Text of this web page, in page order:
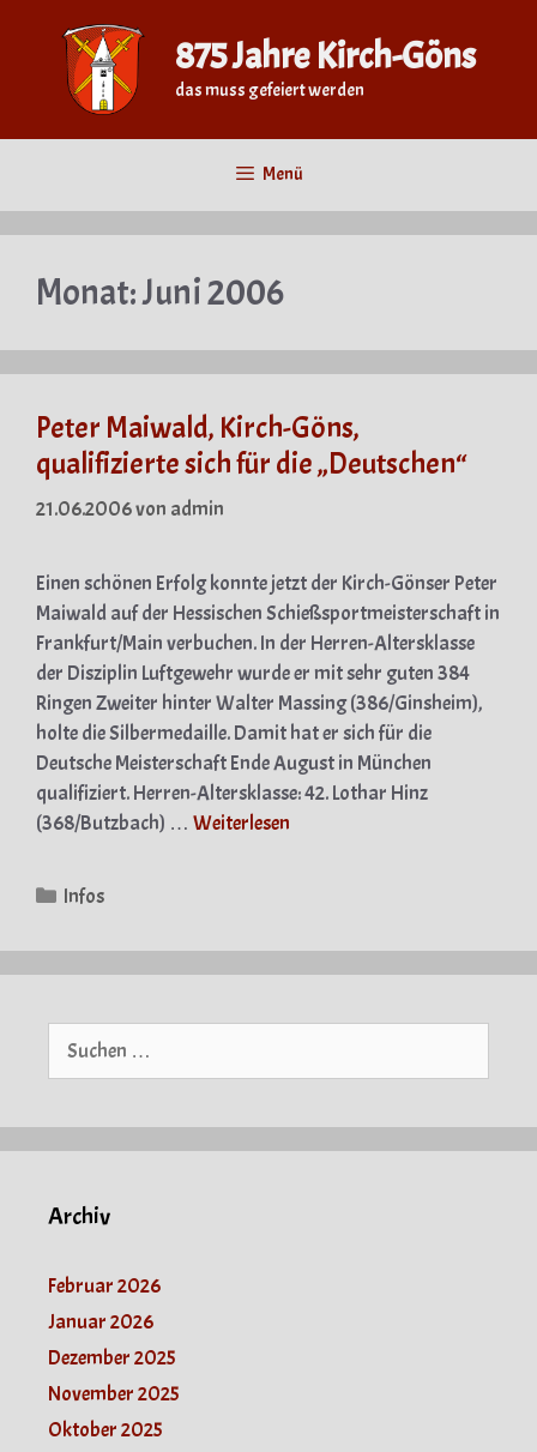
springen
875 Jahre Kirch-Göns
das muss gefeiert werden
Menü
Monat:Juni 2006
Peter Maiwald, Kirch-Göns,
qualifizierte sich für die „Deutschen“
21.06.2006von admin
Einen schönen Erfolg konnte jetzt der Kirch-Gönser Peter
Maiwald auf der Hessischen Schießsportmeisterschaft in
Frankfurt/Main verbuchen. In der Herren-Altersklasse
der Disziplin Luftgewehr wurde er mit sehr guten 384
Ringen Zweiter hinter Walter Massing (386/Ginsheim),
holte die Silbermedaille. Damit hat er sich für die
Deutsche Meisterschaft Ende August in München
qualifiziert. Herren-Altersklasse: 42. Lothar Hinz
(368/Butzbach) … Weiterlesen
Kategorien
Infos
Suche
Archiv
Februar 2026
Januar 2026
Dezember 2025
November 2025
Oktober 2025